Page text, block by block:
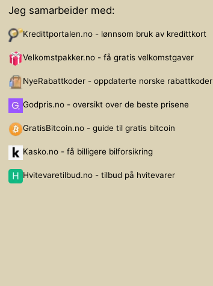
Jeg samarbeider med:
Kredittportalen.no - lønnsom bruk av kredittkort
Velkomstpakker.no - få gratis velkomstgaver
NyeRabattkoder - oppdaterte norske rabattkoder
Godpris.no - oversikt over de beste prisene
GratisBitcoin.no - guide til gratis bitcoin
Kasko.no - få billigere bilforsikring
Hvitevaretilbud.no - tilbud på hvitevarer